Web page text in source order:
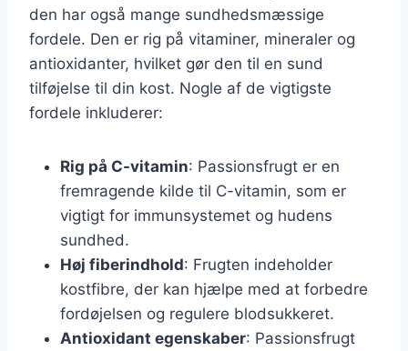
den har også mange sundhedsmæssige
fordele. Den er rig på vitaminer, mineraler og
antioxidanter, hvilket gør den til en sund
tilføjelse til din kost. Nogle af de vigtigste
fordele inkluderer:
Rig på C-vitamin: Passionsfrugt er en
fremragende kilde til C-vitamin, som er
vigtigt for immunsystemet og hudens
sundhed.
Høj fiberindhold: Frugten indeholder
kostfibre, der kan hjælpe med at forbedre
fordøjelsen og regulere blodsukkeret.
Antioxidant egenskaber: Passionsfrugt